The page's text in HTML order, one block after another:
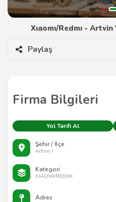
Xıaomı/Redmı -
Paylaş
Firma Bilgileri
Yol Tarifi Al
Şehir / İlçe
Artvin /
Kategori
XIAOMI/REDMI
Adres